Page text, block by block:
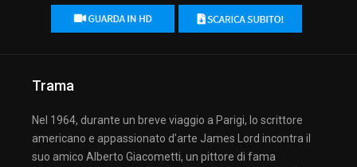
Trama
Nel 1964, durante un breve viaggio a Parigi, lo scrittore
americano e appassionato d’arte James Lord incontra il
suo amico Alberto Giacometti, un pittore di fama